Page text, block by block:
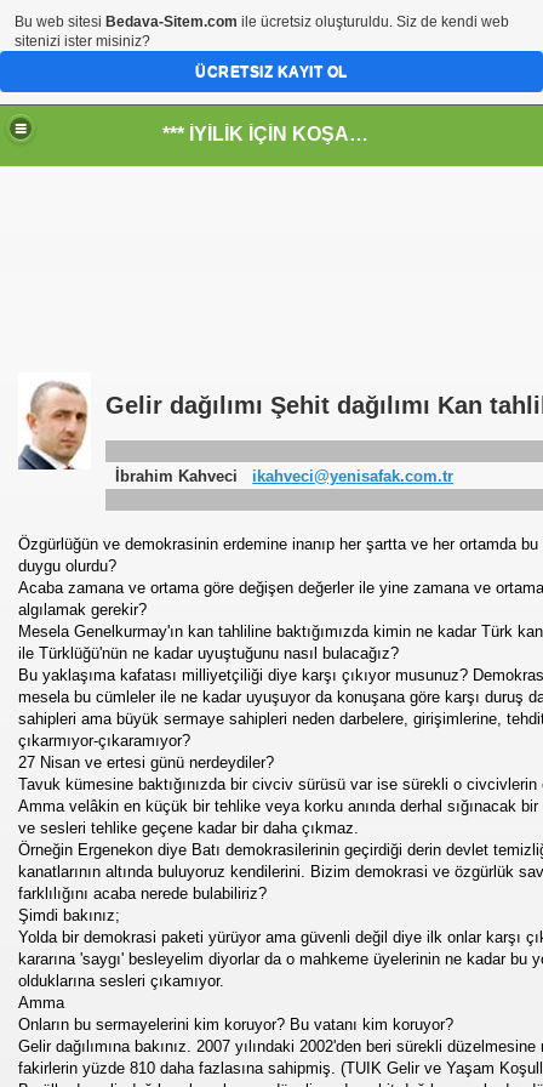
*** İYİLİK İÇİN KOŞANLARIN YERİ***
Gelir dağılımı Şehit dağılımı Kan
İbrahim Kahveci ikahveci@yenisafak.com.tr
Özgürlüğün ve demokrasinin erdemine inanıp her şartta ve her ortamda
duygu olurdu?
Acaba zamana ve ortama göre değişen değerler ile yine zamana ve
algılamak gerekir?
Mesela Genelkurmay'ın kan tahliline baktığımızda kimin ne kadar Türk
ile Türklüğü'nün ne kadar uyuştuğunu nasıl bulacağız?
Bu yaklaşıma kafatası milliyetçiliği diye karşı çıkıyor musunuz?
mesela bu cümleler ile ne kadar uyuşuyor da konuşana göre karşı duruş
sahipleri ama büyük sermaye sahipleri neden darbelere, girişimlerine,
çıkarmıyor-çıkaramıyor?
27 Nisan ve ertesi günü nerdeydiler?
Tavuk kümesine baktığınızda bir civciv sürüsü var ise sürekli o civcivlerin
Amma velâkin en küçük bir tehlike veya korku anında derhal sığınacak
ve sesleri tehlike geçene kadar bir daha çıkmaz.
Örneğin Ergenekon diye Batı demokrasilerinin geçirdiği derin devlet
kanatlarının altında buluyoruz kendilerini. Bizim demokrasi ve özgürlük
farklılığını acaba nerede bulabiliriz?
Şimdi bakınız;
Yolda bir demokrasi paketi yürüyor ama güvenli değil diye ilk onlar karşı
kararına 'saygı' besleyelim diyorlar da o mahkeme üyelerinin ne kadar bu
olduklarına sesleri çıkamıyor.
Amma
Onların bu sermayelerini kim koruyor? Bu vatanı kim koruyor?
Gelir dağılımına bakınız. 2007 yılındaki 2002'den beri sürekli
fakirlerin yüzde 810 daha fazlasına sahipmiş. (TUIK Gelir ve Yaşam
- HİDROJEN ENERJİ MRK *NASIL ENGELLENDİ* !!!
-Engellenen Mühendis !!!
Halal Food
AS-DER.
Bu web sitesi Bedava-Sitem.com ile ücretsiz oluşturuldu. Siz de kendi web
sitenizi ister misiniz?
ÜCRETSIZ KAYIT OL